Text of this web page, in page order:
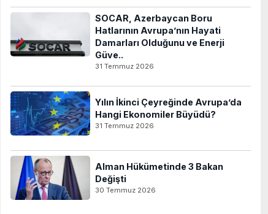
SOCAR, Azerbaycan Boru
Hatlarının Avrupa’nın Hayati
Damarları Olduğunu ve Enerji
Güve..
31 Temmuz 2026
Yılın İkinci Çeyreğinde Avrupa’da
Hangi Ekonomiler Büyüdü?
31 Temmuz 2026
Alman Hükümetinde 3 Bakan
Değişti
30 Temmuz 2026